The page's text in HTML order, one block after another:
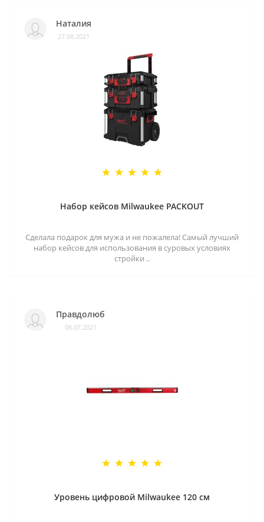
Наталия
27.08.2021
Набор кейсов Milwaukee PACKOUT
Сделала подарок для мужа и не пожалела! Самый лучший
набор кейсов для использования в суровых условиях
стройки ..
Правдолюб
06.07.2021
Уровень цифровой Milwaukee 120 см